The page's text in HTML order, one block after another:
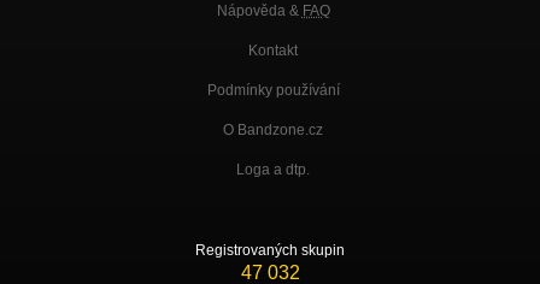
Nápověda & FAQ
Kontakt
Podmínky používání
O Bandzone.cz
Loga a dtp.
Registrovaných skupin
47 032